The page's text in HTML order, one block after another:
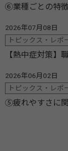
⑥業種ごとの特
2026年07月08日
トピックス・レポ
【熱中症対策】
2026年06月02日
トピックス・レポ
⑤疲れやすさに